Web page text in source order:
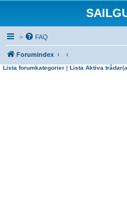
> FAQ
Forumindex
Lista forumkategorier | Lista Aktiva trådar